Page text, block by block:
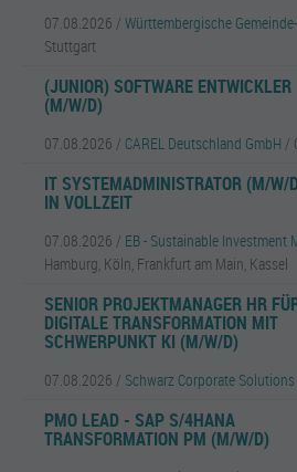
07.08.2026 / Württembergische
Stuttgart
(JUNIOR) SOFTWARE ENTWICKLER
(M/W/D)
07.08.2026 / CAREL Deutschland GmbH /
IT SYSTEMADMINISTRATOR (M/W/
IN VOLLZEIT
07.08.2026 / EB - Sustainable Investment
Hamburg, Köln, Frankfurt am Main, Kassel
SENIOR PROJEKTMANAGER HR
DIGITALE TRANSFORMATION MIT
SCHWERPUNKT KI (M/W/D)
07.08.2026 / Schwarz Corporate Solutions
PMO LEAD - SAP S/4HANA
TRANSFORMATION PM (M/W/D)